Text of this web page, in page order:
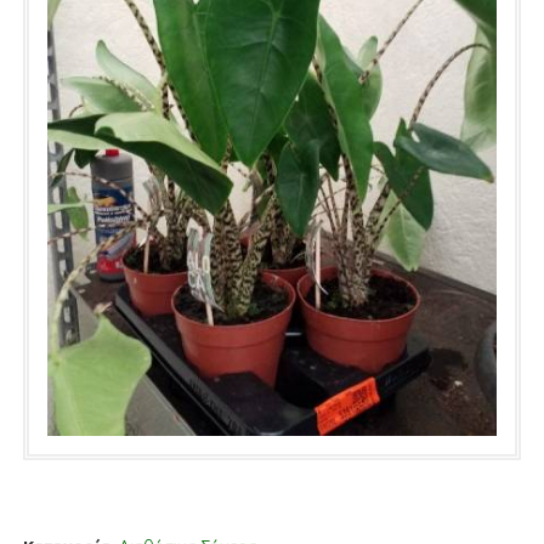
σιλικόνης ή κάποιας άλλης κολλητικής ουσίας, όπως ήταν η
συνήθης πρακτική παλαιότερα, προκειμένου να στερεωθούν
κάπου, είναι καταστροφική για το φυτλό άρα πλέον
απαγορευτική. Απλά τα αφήνουμε να ακουμπήσουν ελεύθερα
σε κάποια ουδέτερη επιφάνεια, όπως άμμος, βρύα, γυάλες,
αποξηραμένά φρούτά, ξέρόύς κορμούς ή κλαδιά δέντρων και
άλλα χωρίς επιπλέον επιβάρυνση. Σέ τέτοια σημεία μπορούν να
ζήσουν για χρόνια χωρίς κανένά πρόβλημα.Το δεύτερο πολύ
σημαντικό πράγμα για τη φροντίδα και την συντήρηση των
αερόφυτων είναι το τακτικό και συνεχές ποτισμά τους
ανάλογα με την ποικιλία τους. Για παράδειγμα η tillandsia
xerographica χρειάζεται νερό με λίπασμα για τροπικά φυτά
κάθε μήνα όλο το χρόνο τόσο στη ρίζα της όσο και στα φύλλα
με ψεκασμό. Ο ψεκασμός οφείλει να πραγματοποιείται πολύ πιο
συχνά, ειδικά το καλοκαίρι με ειδικό εργαλείο που διασπείρει το